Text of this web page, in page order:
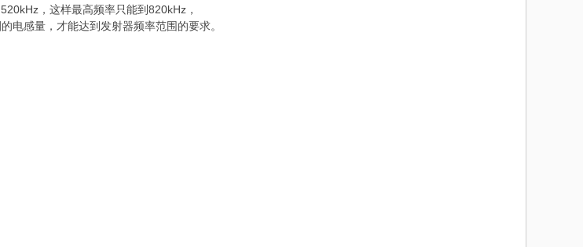
，这样最高频率只能到820kHz，
电感量，才能达到发射器频率范围的要求。